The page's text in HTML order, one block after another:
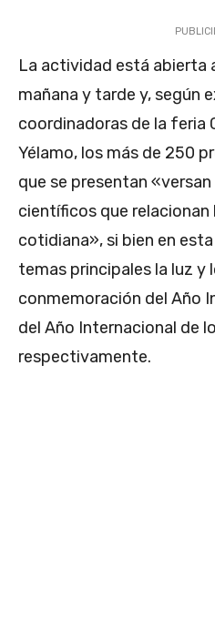
La actividad está abierta
mañana y tarde y, según
coordinadoras de la feria
Yélamo, los más de 250
que se presentan
científicos que relacionan
cotidiana», si bien en
temas principales la luz y
conmemoración del Año
del Año Internacional de
respectivamente.